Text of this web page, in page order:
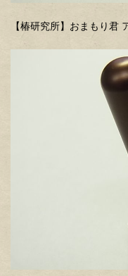
【椿研究所】おまもり君